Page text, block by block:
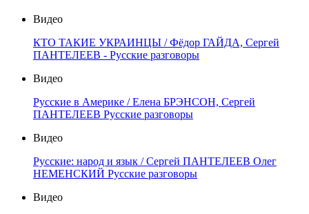
Видео
КТО ТАКИЕ УКРАИНЦЫ / Фёдор ГАЙДА, Сергей
ПАНТЕЛЕЕВ - Русские разговоры
Видео
Русские в Америке / Елена БРЭНСОН, Сергей
ПАНТЕЛЕЕВ Русские разговоры
Видео
Русские: народ и язык / Сергей ПАНТЕЛЕЕВ Олег
НЕМЕНСКИЙ Русские разговоры
Видео